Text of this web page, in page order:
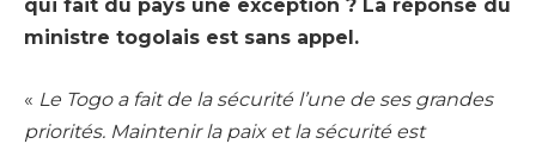
qui fait du pays une exception ? La réponse du
ministre togolais est sans appel.
« Le Togo a fait de la sécurité l’une de ses grandes
priorités. Maintenir la paix et la sécurité est